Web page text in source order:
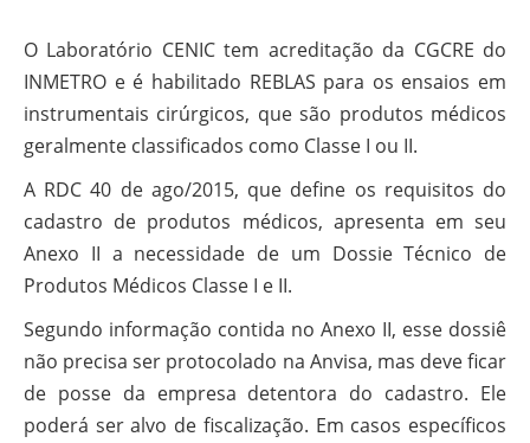
O Laboratório CENIC tem acreditação da CGCRE do
INMETRO e é habilitado REBLAS para os ensaios em
instrumentais cirúrgicos, que são produtos médicos
geralmente classificados como Classe I ou II.
A RDC 40 de ago/2015, que define os requisitos do
cadastro de produtos médicos, apresenta em seu
Anexo II a necessidade de um Dossie Técnico de
Produtos Médicos Classe I e II.
Segundo informação contida no Anexo II, esse dossiê
não precisa ser protocolado na Anvisa, mas deve ficar
de posse da empresa detentora do cadastro. Ele
poderá ser alvo de fiscalização. Em casos específicos